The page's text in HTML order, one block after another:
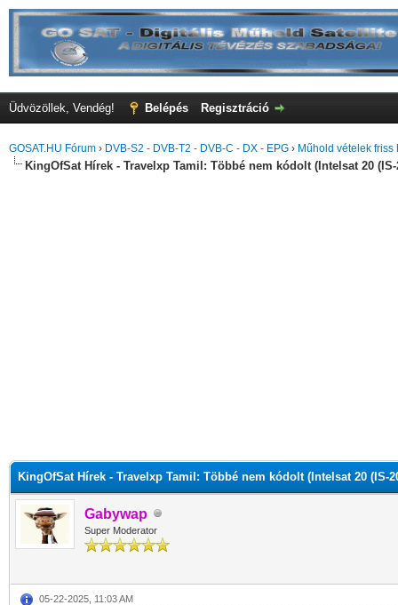
Üdvözöllek, Vendég! Belépés Regisztráció
GOSAT.HU Fórum › DVB-S2 - DVB-T2 - DVB-C - DX - EPG › Műhold vételek friss
KingOfSat Hírek - Travelxp Tamil: Többé nem kódolt (Intelsat 20 (IS-
KingOfSat Hírek - Travelxp Tamil: Többé nem kódolt (Intelsat 20 (IS-
Gabywap
Super Moderator
05-22-2025, 11:03 AM